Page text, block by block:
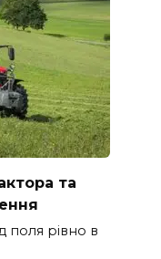
та
поля рівно в